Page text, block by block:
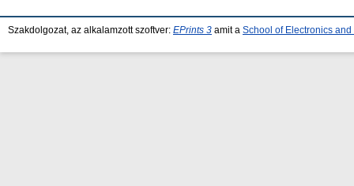
Szakdolgozat, az alkalamzott szoftver: EPrints 3 amit a School of Electronics